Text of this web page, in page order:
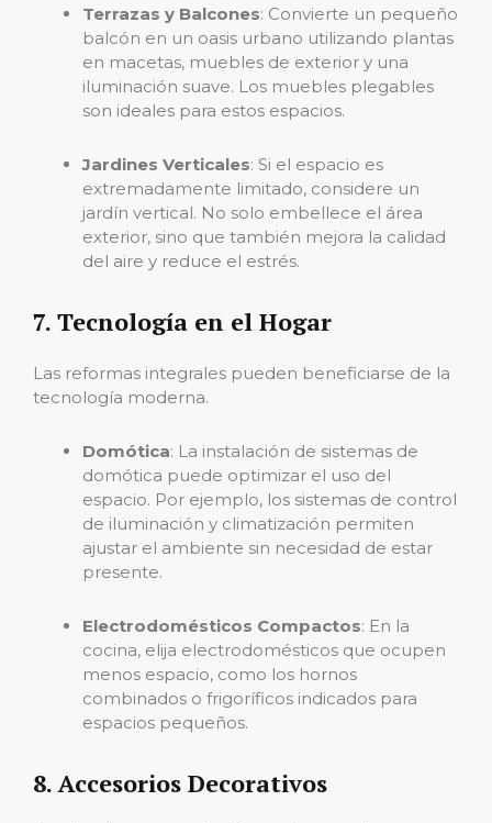
Terrazas y Balcones: Convierte un pequeño
balcón en un oasis urbano utilizando plantas
en macetas, muebles de exterior y una
iluminación suave. Los muebles plegables
son ideales para estos espacios.
Jardines Verticales: Si el espacio es
extremadamente limitado, considere un
jardín vertical. No solo embellece el área
exterior, sino que también mejora la calidad
del aire y reduce el estrés.
7. Tecnología en el Hogar
Las reformas integrales pueden beneficiarse de la
tecnología moderna.
Domótica: La instalación de sistemas de
domótica puede optimizar el uso del
espacio. Por ejemplo, los sistemas de control
de iluminación y climatización permiten
ajustar el ambiente sin necesidad de estar
presente.
Electrodomésticos Compactos: En la
cocina, elija electrodomésticos que ocupen
menos espacio, como los hornos
combinados o frigoríficos indicados para
espacios pequeños.
8. Accesorios Decorativos